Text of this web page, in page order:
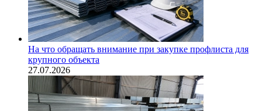
На что обращать внимание при закупке профлиста для
крупного объекта
27.07.2026